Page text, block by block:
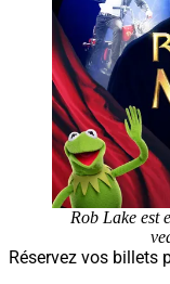
Rob Lake est
Réservez vos billets